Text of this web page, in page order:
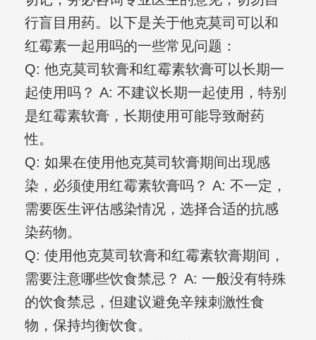
行盲目用药。以下是关于他克莫司可以和
红霉素一起用吗的一些常见问题：
Q: 他克莫司软膏和红霉素软膏可以长期一
起使用吗？ A: 不建议长期一起使用，特别
是红霉素软膏，长期使用可能导致耐药
性。
Q: 如果在使用他克莫司软膏期间出现感
染，必须使用红霉素软膏吗？ A: 不一定，
需要医生评估感染情况，选择合适的抗感
染药物。
Q: 使用他克莫司软膏和红霉素软膏期间，
需要注意哪些饮食禁忌？ A: 一般没有特殊
的饮食禁忌，但建议避免辛辣刺激性食
物，保持均衡饮食。